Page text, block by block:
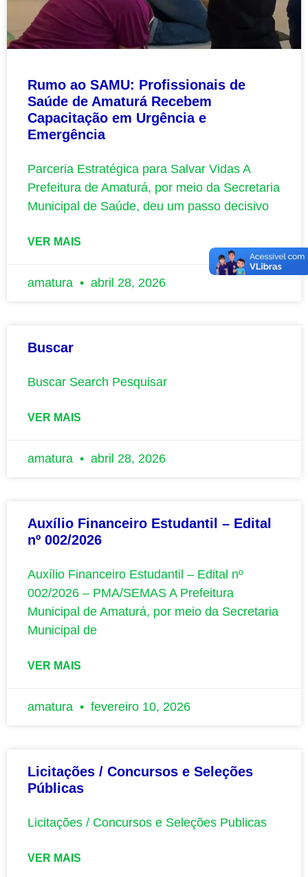
Rumo ao SAMU: Profissionais de
Saúde de Amaturá Recebem
Capacitação em Urgência e
Emergência
Parceria Estratégica para Salvar Vidas A
Prefeitura de Amaturá, por meio da Secretaria
Municipal de Saúde, deu um passo decisivo
VER MAIS
amatura abril 28, 2026
Buscar
Buscar Search Pesquisar
VER MAIS
amatura abril 28, 2026
Auxílio Financeiro Estudantil – Edital
nº 002/2026
Auxílio Financeiro Estudantil – Edital nº
002/2026 – PMA/SEMAS A Prefeitura
Municipal de Amaturá, por meio da Secretaria
Municipal de
VER MAIS
amatura fevereiro 10, 2026
Licitações / Concursos e Seleções
Públicas
Licitações / Concursos e Seleções Publicas
VER MAIS